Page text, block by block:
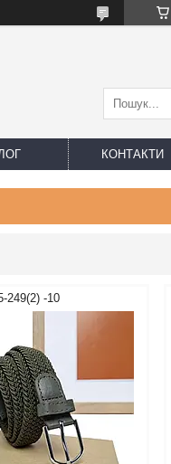
КОНТАКТИ
249(2) -10